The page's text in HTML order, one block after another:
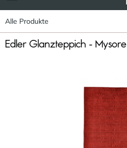
Alle Produkte
Edler Glanzteppich - Mysore